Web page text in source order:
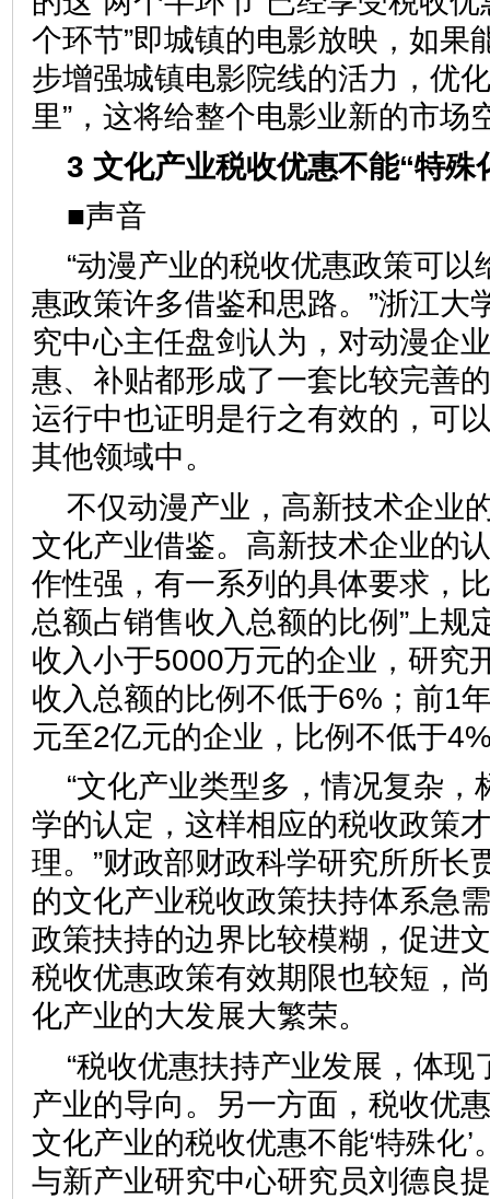
个环节”即城镇的电影放映，如果
步增强城镇电影院线的活力，优
里”，这将给整个电影业新的市场
3 文化产业税收优惠不能“特殊
■声音
“动漫产业的税收优惠政策可
惠政策许多借鉴和思路。”浙江大
究中心主任盘剑认为，对动漫企
惠、补贴都形成了一套比较完善
运行中也证明是行之有效的，可
其他领域中。
不仅动漫产业，高新技术企业
文化产业借鉴。高新技术企业的
作性强，有一系列的具体要求，
总额占销售收入总额的比例”上规
收入小于5000万元的企业，研究
收入总额的比例不低于6%；前1
元至2亿元的企业，比例不低于
“文化产业类型多，情况复杂
学的认定，这样相应的税收政策
理。”财政部财政科学研究所所长
的文化产业税收政策扶持体系急
政策扶持的边界比较模糊，促进
税收优惠政策有效期限也较短，
化产业的大发展大繁荣。
“税收优惠扶持产业发展，体
产业的导向。另一方面，税收优
文化产业的税收优惠不能‘特殊化’
与新产业研究中心研究员刘德良